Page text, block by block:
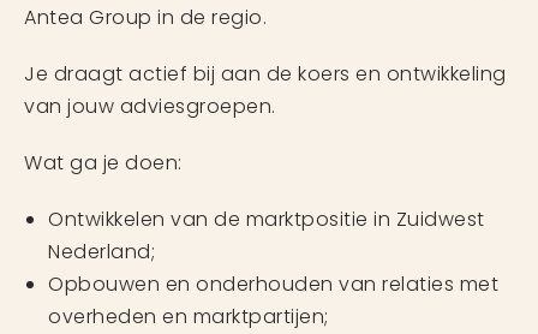
Antea Group in de regio.
Je draagt actief bij aan de koers en ontwikkeling
van jouw adviesgroepen.
Wat ga je doen:
Ontwikkelen van de marktpositie in Zuidwest
Nederland;
Opbouwen en onderhouden van relaties met
overheden en marktpartijen;